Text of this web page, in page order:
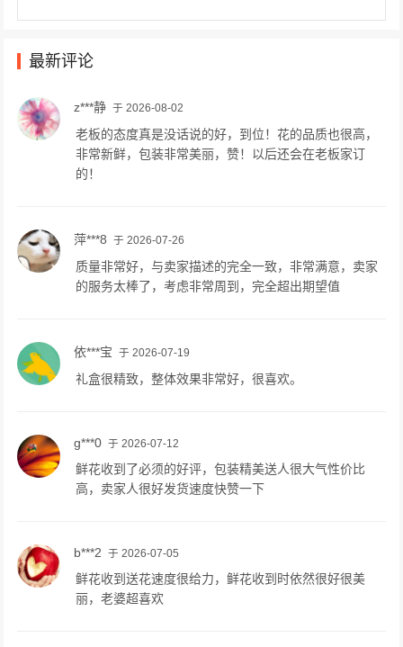
最新评论
z***静 于 2026-08-02
老板的态度真是没话说的好，到位！花的品质也很高，
非常新鲜，包装非常美丽，赞！以后还会在老板家订
的！
萍***8 于 2026-07-26
质量非常好，与卖家描述的完全一致，非常满意，卖家
的服务太棒了，考虑非常周到，完全超出期望值
依***宝 于 2026-07-19
礼盒很精致，整体效果非常好，很喜欢。
g***0 于 2026-07-12
鲜花收到了必须的好评，包装精美送人很大气性价比
高，卖家人很好发货速度快赞一下
b***2 于 2026-07-05
鲜花收到送花速度很给力，鲜花收到时依然很好很美
丽，老婆超喜欢